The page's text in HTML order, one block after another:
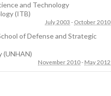
and Technology
(ITB)
July 2003 - October 2010
of Defense and Strategic
(UNHAN)
November 2010- May 2012